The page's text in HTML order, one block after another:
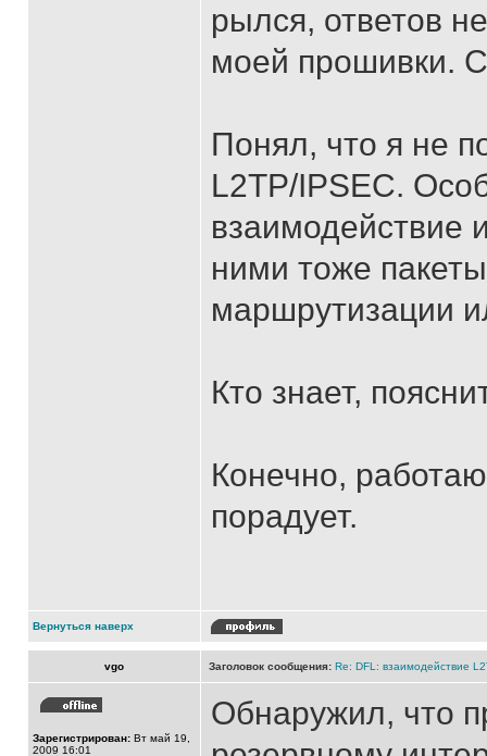
рылся, ответов
моей прошивки.
Понял, что я не
L2TP/IPSEC.
взаимодействие
ними тоже
маршрутизации
Кто знает,
Конечно,
порадует.
Вернуться наверх
vgo Заголовок сообщения: Re: DFL: взаимодействие
Зарегистрирован: Вт май 19,
2009 16:01
Обнаружил, что